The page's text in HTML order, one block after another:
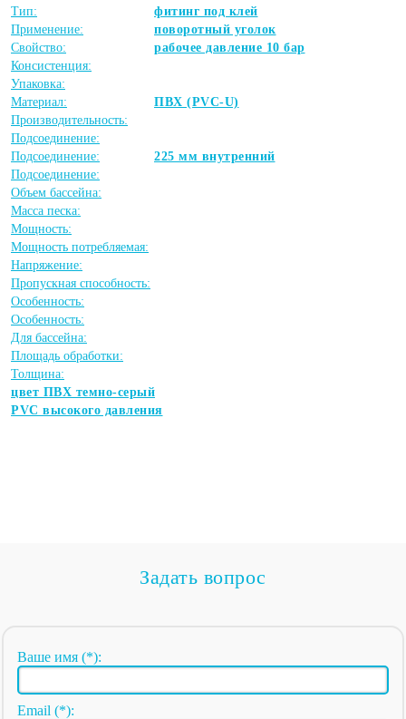
Тип:
фитинг под клей
Применение:
поворотный уголок
Свойство:
рабочее давление 10 бар
Консистенция:
Упаковка:
Материал:
ПВХ (PVC-U)
Производительность:
Подсоединение:
Подсоединение:
225 мм внутренний
Подсоединение:
Объем бассейна:
Масса песка:
Мощность:
Мощность потребляемая:
Напряжение:
Пропускная способность:
Особенность:
Особенность:
Для бассейна:
Площадь обработки:
Толщина:
цвет ПВХ темно-серый
PVC высокого давления
Задать вопрос
Ваше имя (*):
Email (*):